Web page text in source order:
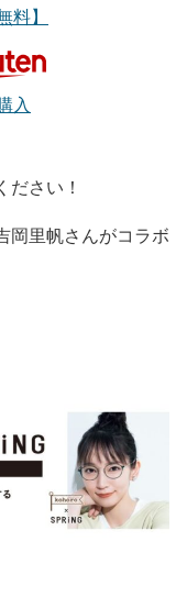
料】
入
さい！
岡里帆さんがコラボ